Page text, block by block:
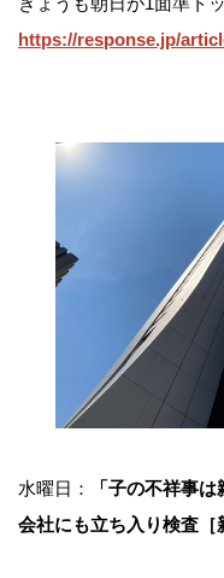
https://response.jp/
水曜日：
「子の不祥事
会社にも立ち入り検査［